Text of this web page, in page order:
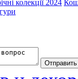
колекції 2024